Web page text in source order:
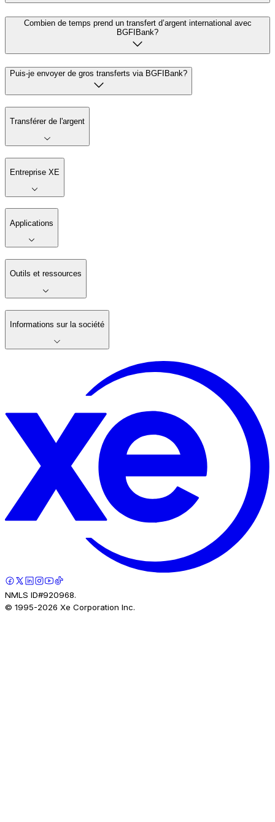
Combien de temps prend un transfert d’argent international avec
BGFIBank?
Puis-je envoyer de gros transferts via BGFIBank?
Transférer de l'argent
Entreprise XE
Applications
Outils et ressources
Informations sur la société
NMLS ID#920968.
© 1995-2026 Xe Corporation Inc.